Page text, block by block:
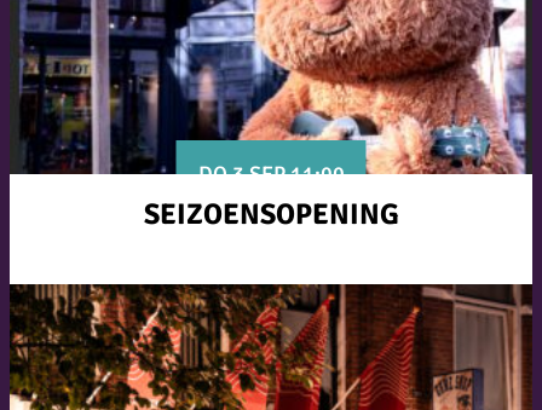
DO 3 SEP 11:00
SEIZOENSOPENING